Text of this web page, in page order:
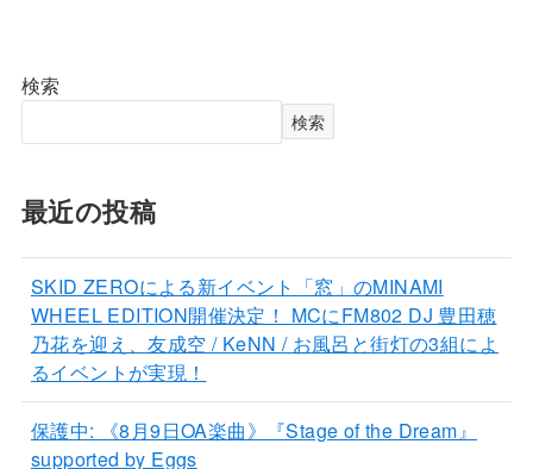
検索
検索
最近の投稿
SKID ZEROによる新イベント「窓」のMINAMI
WHEEL EDITION開催決定！ MCにFM802 DJ 豊田穂
乃花を迎え、友成空 / KeNN / お風呂と街灯の3組によ
るイベントが実現！
保護中: 《8月9日OA楽曲》『Stage of the Dream』
supported by Eggs